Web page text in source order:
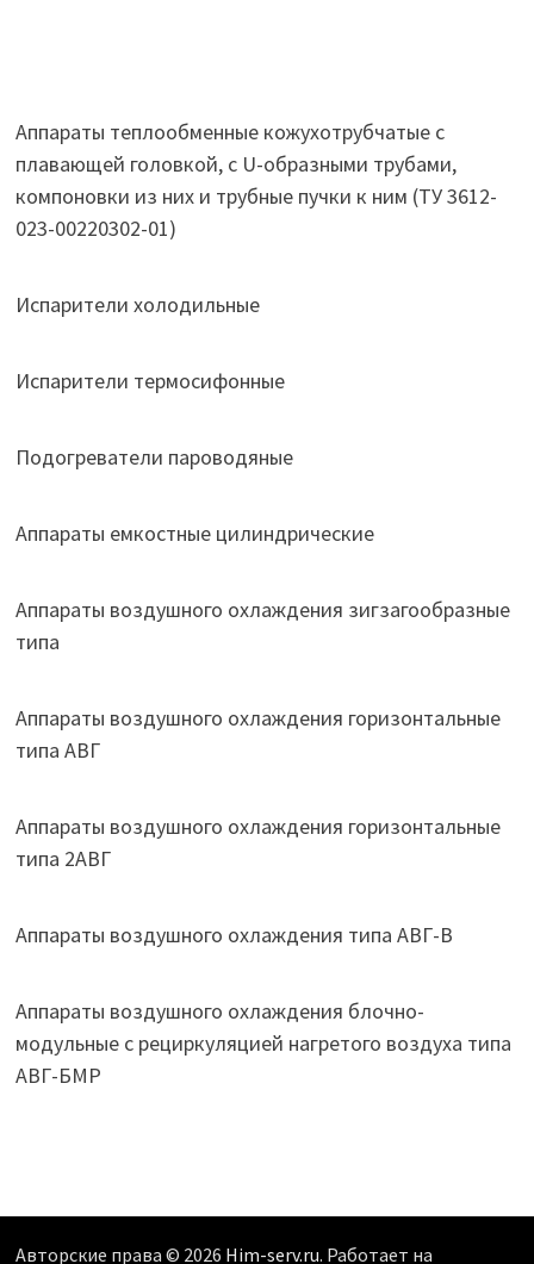
Аппараты теплообменные кожухотрубчатые c
плавающей головкой, с U-образными трубами,
компоновки из них и трубные пучки к ним (ТУ 3612-
023-00220302-01)
Испарители холодильные
Испарители термосифонные
Подогреватели пароводяные
Аппараты емкостные цилиндрические
Аппараты воздушного охлаждения зигзагообразные
типа
Аппараты воздушного охлаждения горизонтальные
типа АВГ
Аппараты воздушного охлаждения горизонтальные
типа 2АВГ
Аппараты воздушного охлаждения типа АВГ-В
Аппараты воздушного охлаждения блочно-
модульные с рециркуляцией нагретого воздуха типа
АВГ-БМР
Авторские права © 2026 Him-serv.ru. Работает на